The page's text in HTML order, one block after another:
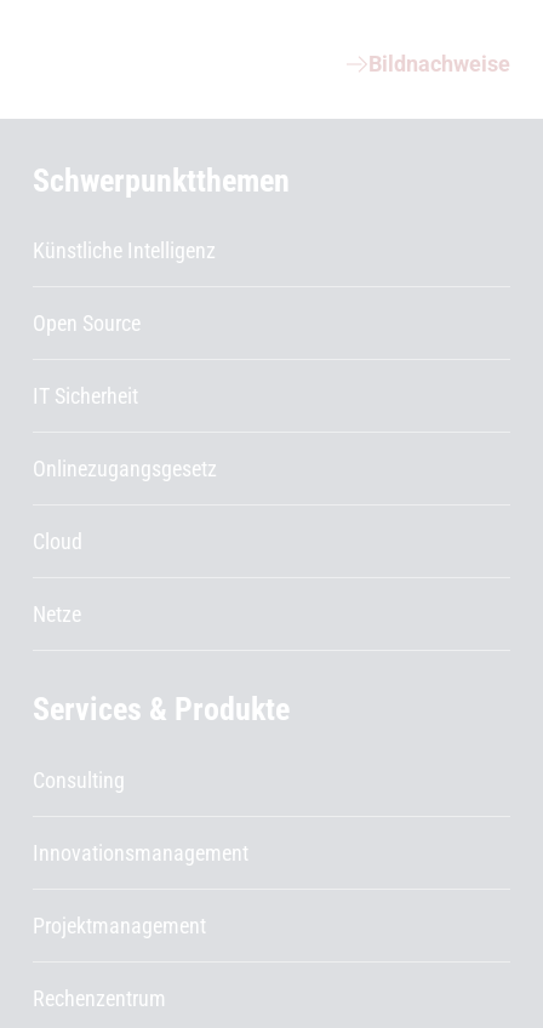
Bildnachweise
Schwerpunktthemen
Künstliche Intelligenz
Open Source
IT Sicherheit
Onlinezugangsgesetz
Cloud
Netze
Services & Produkte
Consulting
Innovationsmanagement
Projektmanagement
Rechenzentrum